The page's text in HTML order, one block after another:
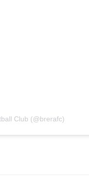
Club (@brerafc)